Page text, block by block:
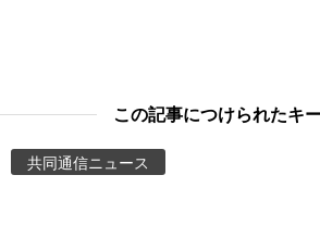
People
この記事につけられたキ
共同通信ニュース